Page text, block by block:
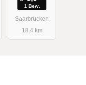
1 Bew.
Saarbrücken
18.4 km